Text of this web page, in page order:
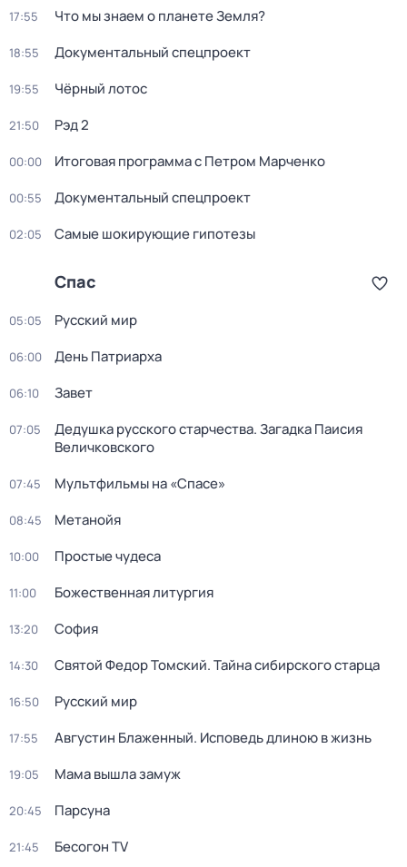
17:55 Что мы знаем о планете Земля?
18:55 Докyментальный cпецпроект
19:55 Чёрный лотос
21:50 Рэд 2
00:00 Итоговая программа с Петром Марченко
00:55 Докyментальный cпецпроект
02:05 Самые шoкиpующие гипотезы
Спас
05:05 Русский мир
06:00 День Патриарха
06:10 Завет
07:05
Дедушкa русского старчества. Загадка Паиcия
Величковского
07:45 Мультфильмы на «Спасе»
08:45 Метанойя
10:00 Простые чудеса
11:00 Божественная литургия
13:20 София
14:30 Святой Федор Томский. Тайна сибирского старца
16:50 Русский мир
17:55 Августин Блаженный. Исповедь длиною в жизнь
19:05 Мама вышла замуж
20:45 Парcyна
21:45 Бесогон TV